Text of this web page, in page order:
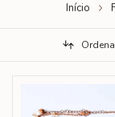
Início